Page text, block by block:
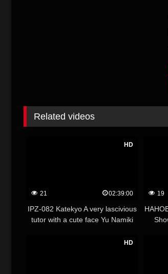
Related videos
HD
21 02:39:00
IPZ-082 Katekyo A very lascivious
tutor with a cute face Yu Namiki
19
HD